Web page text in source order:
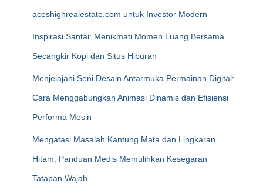
aceshighrealestate.com untuk Investor Modern
Inspirasi Santai: Menikmati Momen Luang Bersama
Secangkir Kopi dan Situs Hiburan
Menjelajahi Seni Desain Antarmuka Permainan Digital:
Cara Menggabungkan Animasi Dinamis dan Efisiensi
Performa Mesin
Mengatasi Masalah Kantung Mata dan Lingkaran
Hitam: Panduan Medis Memulihkan Kesegaran
Tatapan Wajah